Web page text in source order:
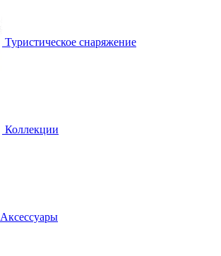
Туристическое снаряжение
Коллекции
Аксессуары